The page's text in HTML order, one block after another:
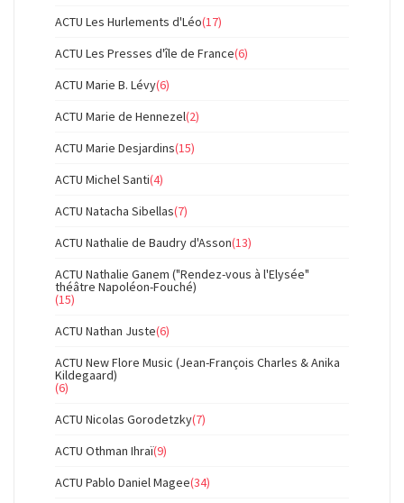
ACTU Les Hurlements d'Léo(17)
ACTU Les Presses d'île de France(6)
ACTU Marie B. Lévy(6)
ACTU Marie de Hennezel(2)
ACTU Marie Desjardins(15)
ACTU Michel Santi(4)
ACTU Natacha Sibellas(7)
ACTU Nathalie de Baudry d'Asson(13)
ACTU Nathalie Ganem ("Rendez-vous à l'Elysée"
théâtre Napoléon-Fouché)
(15)
ACTU Nathan Juste(6)
ACTU New Flore Music (Jean-François Charles & Anika
Kildegaard)
(6)
ACTU Nicolas Gorodetzky(7)
ACTU Othman Ihraï(9)
ACTU Pablo Daniel Magee(34)